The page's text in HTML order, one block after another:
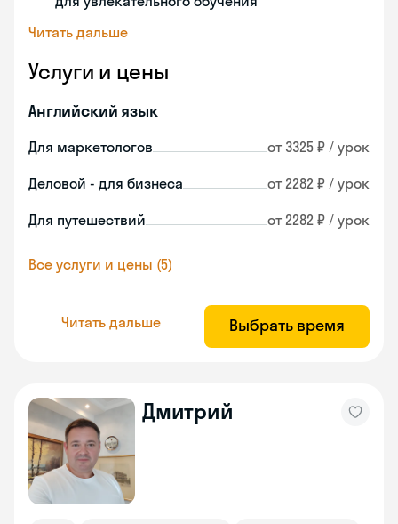
Читать дальше
Услуги и цены
Английский язык
Для маркетологов от 3325 ₽ / урок
Деловой - для бизнеса от 2282 ₽ / урок
Для путешествий от 2282 ₽ / урок
Все услуги и цены (5)
Читать дальше Выбрать время
Дмитрий